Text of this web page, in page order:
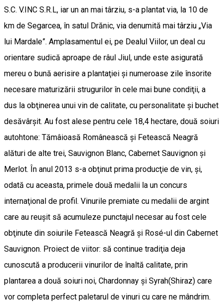
S.C. V.INC S.R.L, iar un an mai târziu, s-a plantat via, la 10 de
km de Segarcea, în satul Drănic, via denumită mai târziu „Via
lui Mardale”. Amplasamentul ei, pe Dealul Viilor, un deal cu
orientare sudică aproape de râul Jiul, unde este asigurată
mereu o bună aerisire a plantaţiei şi numeroase zile însorite
necesare maturizării strugurilor în cele mai bune condiţii, a
dus la obţinerea unui vin de calitate, cu personalitate şi buchet
desăvârşit. Au fost alese pentru cele 18,4 hectare, două soiuri
autohtone: Tămâioasă Românească şi Fetească Neagră
alături de alte trei, Sauvignon Blanc, Cabernet Sauvignon şi
Merlot. În anul 2013 s-a obţinut prima producţie de vin, şi,
odată cu aceasta, primele două medalii la un concurs
internaţional de profil. Vinurile premiate cu medalii de argint
care au reuşit să acumuleze punctajul necesar au fost cele
obţinute din soiurile Fetească Neagră şi Rosé-ul din Cabernet
Sauvignon. Proiect de viitor: să continue tradiţia deja
cunoscută a producerii vinurilor de înaltă calitate, prin
plantarea a două soiuri noi, Chardonnay şi Syrah(Shiraz) care
vor completa perfect paletarul de vinuri cu care ne mândrim.